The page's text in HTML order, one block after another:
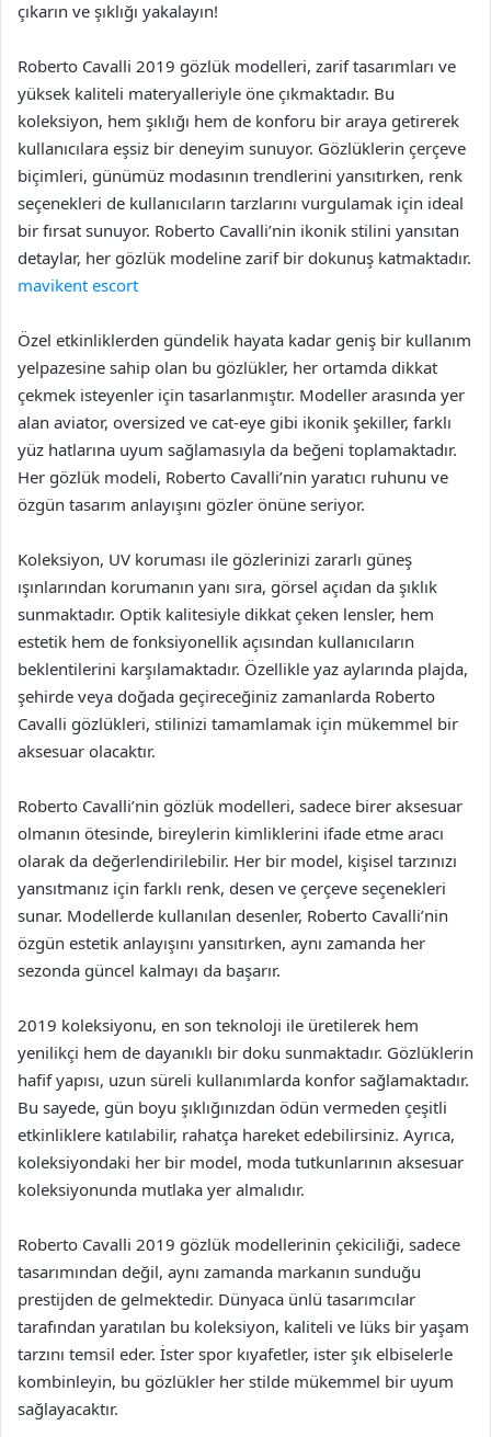
çıkarın ve şıklığı yakalayın!
Roberto Cavalli 2019 gözlük modelleri, zarif tasarımları ve
yüksek kaliteli materyalleriyle öne çıkmaktadır. Bu
koleksiyon, hem şıklığı hem de konforu bir araya getirerek
kullanıcılara eşsiz bir deneyim sunuyor. Gözlüklerin çerçeve
biçimleri, günümüz modasının trendlerini yansıtırken, renk
seçenekleri de kullanıcıların tarzlarını vurgulamak için ideal
bir fırsat sunuyor. Roberto Cavalli’nin ikonik stilini yansıtan
detaylar, her gözlük modeline zarif bir dokunuş katmaktadır.
mavikent escort
Özel etkinliklerden gündelik hayata kadar geniş bir kullanım
yelpazesine sahip olan bu gözlükler, her ortamda dikkat
çekmek isteyenler için tasarlanmıştır. Modeller arasında yer
alan aviator, oversized ve cat-eye gibi ikonik şekiller, farklı
yüz hatlarına uyum sağlamasıyla da beğeni toplamaktadır.
Her gözlük modeli, Roberto Cavalli’nin yaratıcı ruhunu ve
özgün tasarım anlayışını gözler önüne seriyor.
Koleksiyon, UV koruması ile gözlerinizi zararlı güneş
ışınlarından korumanın yanı sıra, görsel açıdan da şıklık
sunmaktadır. Optik kalitesiyle dikkat çeken lensler, hem
estetik hem de fonksiyonellik açısından kullanıcıların
beklentilerini karşılamaktadır. Özellikle yaz aylarında plajda,
şehirde veya doğada geçireceğiniz zamanlarda Roberto
Cavalli gözlükleri, stilinizi tamamlamak için mükemmel bir
aksesuar olacaktır.
Roberto Cavalli’nin gözlük modelleri, sadece birer aksesuar
olmanın ötesinde, bireylerin kimliklerini ifade etme aracı
olarak da değerlendirilebilir. Her bir model, kişisel tarzınızı
yansıtmanız için farklı renk, desen ve çerçeve seçenekleri
sunar. Modellerde kullanılan desenler, Roberto Cavalli’nin
özgün estetik anlayışını yansıtırken, aynı zamanda her
sezonda güncel kalmayı da başarır.
2019 koleksiyonu, en son teknoloji ile üretilerek hem
yenilikçi hem de dayanıklı bir doku sunmaktadır. Gözlüklerin
hafif yapısı, uzun süreli kullanımlarda konfor sağlamaktadır.
Bu sayede, gün boyu şıklığınızdan ödün vermeden çeşitli
etkinliklere katılabilir, rahatça hareket edebilirsiniz. Ayrıca,
koleksiyondaki her bir model, moda tutkunlarının aksesuar
koleksiyonunda mutlaka yer almalıdır.
Roberto Cavalli 2019 gözlük modellerinin çekiciliği, sadece
tasarımından değil, aynı zamanda markanın sunduğu
prestijden de gelmektedir. Dünyaca ünlü tasarımcılar
tarafından yaratılan bu koleksiyon, kaliteli ve lüks bir yaşam
tarzını temsil eder. İster spor kıyafetler, ister şık elbiselerle
kombinleyin, bu gözlükler her stilde mükemmel bir uyum
sağlayacaktır.